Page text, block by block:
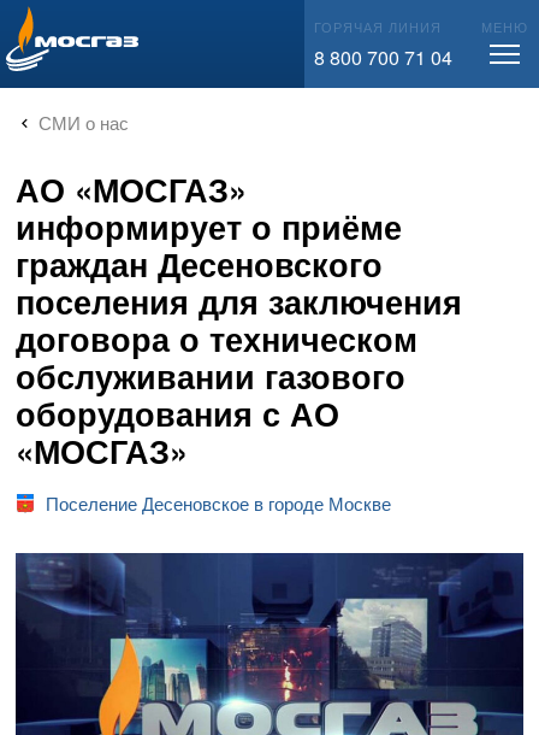
info@mos-gaz.ru ГОРЯЧАЯ ЛИНИЯ
8 800 700 71 04
МЕНЮ
СМИ о нас
АО «МОСГАЗ»
информирует о приёме
граждан Десеновского
поселения для заключения
договора о техническом
обслуживании газового
оборудования с АО
«МОСГАЗ»
Поселение Десеновское в городе Москве